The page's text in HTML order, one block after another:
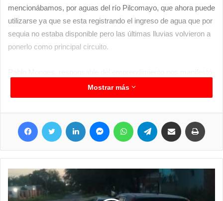
mencionábamos, por aguas del río Pilcomayo, que ahora puede
utilizarse ya que se esta registrando el ingreso de agua que por
sequia no estaba disponible pero las últimas lluvias volvieron a
ponerlo como principal circuito.
que cada fin de semana van programando las salidas,
recientemente hicieron un recorrido nocturno en el que tuvieron
una linda experiencia, también de dos horas de duración y
muchas experiencias que se logran solo al estar en contacto
con la naturaleza sin modificarla. Los interesados en conocer
mas pueden comunicarse al 3718 528136.
Mostrar más